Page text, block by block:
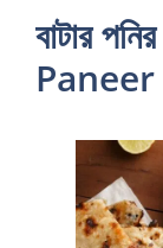
বাটার